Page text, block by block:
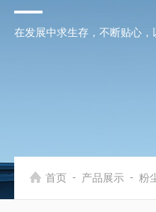
在发展中求生存，不断贴心
首页 - 产品展示 - 粉